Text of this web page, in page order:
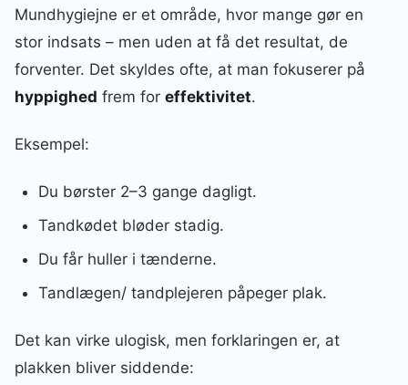
Mundhygiejne er et område, hvor mange gør en
stor indsats – men uden at få det resultat, de
forventer. Det skyldes ofte, at man fokuserer på
hyppighed frem for effektivitet.
Eksempel:
Du børster 2–3 gange dagligt.
Tandkødet bløder stadig.
Du får huller i tænderne.
Tandlægen/ tandplejeren påpeger plak.
Det kan virke ulogisk, men forklaringen er, at
plakken bliver siddende: